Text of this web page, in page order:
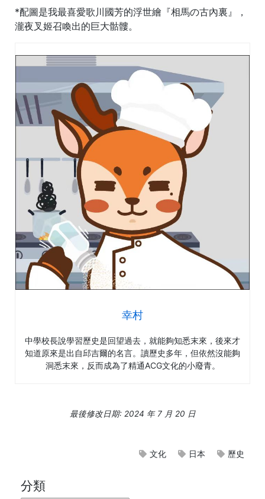
*配圖是我最喜愛歌川國芳的浮世繪『相馬の古內裏』，
瀧夜叉姬召喚出的巨大骷髏。
幸村
中學校長說學習歷史是回望過去，就能夠知悉末來，後來才
知道原來是出自邱吉爾的名言。讀歷史多年，但依然沒能夠
洞悉末來，反而成為了精通ACG文化的小廢青。
最後修改日期: 2024 年 7 月 20 日
文化 日本 歷史
分類